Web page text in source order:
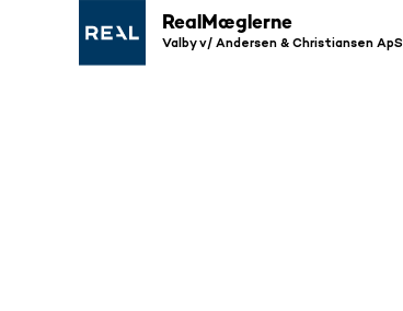
RealMæglerne
Valby v/ Andersen & Christiansen ApS